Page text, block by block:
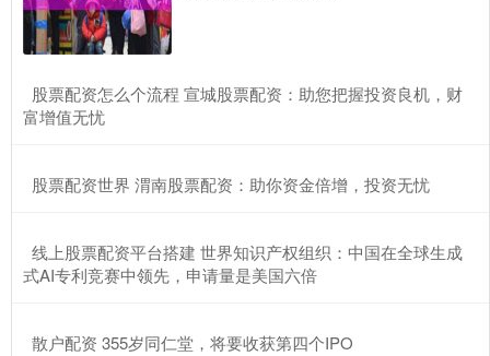
​股票配资怎么个流程 宣城股票配资：助您把握投资良机，财
富增值无忧
​股票配资世界 渭南股票配资：助你资金倍增，投资无忧
​线上股票配资平台搭建 世界知识产权组织：中国在全球生成
式AI专利竞赛中领先，申请量是美国六倍
​散户配资 355岁同仁堂，将要收获第四个IPO